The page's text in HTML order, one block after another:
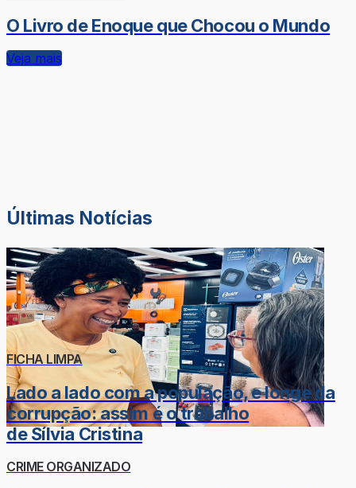
O Livro de Enoque que Chocou o Mundo
Veja mais
Últimas Notícias
FICHA LIMPA
Lado a lado com a população, e longe da
corrupção: assim é o trabalho
de Sílvia Cristina
CRIME ORGANIZADO